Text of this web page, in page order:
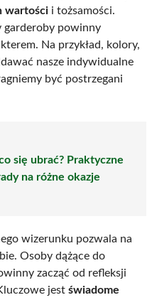
wartości i tożsamości.
garderoby powinny
Na przykład, kolory,
nasze indywidualne
być postrzegani
się ubrać? Praktyczne
na różne okazje
wizerunku pozwala na
Osoby dążące do
zacząć od refleksji
jest świadome